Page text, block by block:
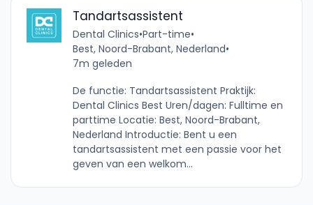
Tandartsassistent
Dental Clinics•Part-time•
Best, Noord-Brabant, Nederland•
7m geleden
De functie: Tandartsassistent Praktijk:
Dental Clinics Best Uren/dagen: Fulltime en
parttime Locatie: Best, Noord-Brabant,
Nederland Introductie: Bent u een
tandartsassistent met een passie voor het
geven van een welkom...